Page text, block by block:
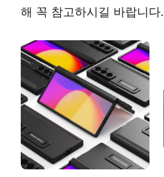
해 꼭 참고하시길 바랍니다.